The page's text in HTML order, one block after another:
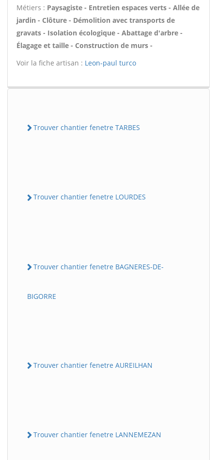
Métiers : Paysagiste - Entretien espaces verts - Allée de
jardin - Clôture - Démolition avec transports de
gravats - Isolation écologique - Abattage d'arbre -
Élagage et taille - Construction de murs -
Voir la fiche artisan : Leon-paul turco
Trouver chantier fenetre TARBES
Trouver chantier fenetre LOURDES
Trouver chantier fenetre BAGNERES-DE-
BIGORRE
Trouver chantier fenetre AUREILHAN
Trouver chantier fenetre LANNEMEZAN